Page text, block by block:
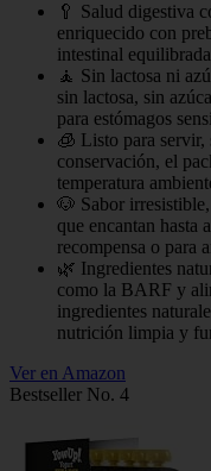
🥄 Salud digestiva
enriquecido con
intestinal
🧘 Sin lactosa ni
sin lactosa, sin
para estómagos
🧊 Listo para servir,
conservación, el
temperatura
🐶 Sabor
que encantan hasta
recompensa o para
🌿 Ingredientes
como la BARF y
ingredientes
nutrición limpia y
Ver en Amazon
Bestseller No. 4